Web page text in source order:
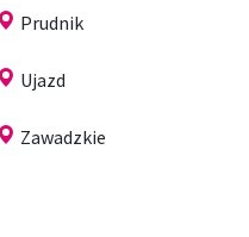
Prudnik
Ujazd
Zawadzkie